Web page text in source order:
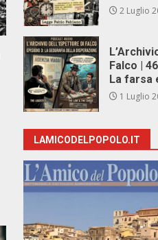
2 Luglio
Falco |
La farsa
1 Luglio
LAMICODELPOPOLO.IT